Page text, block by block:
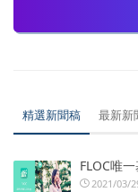
精選新聞稿 最新新
FLOC唯
2021/03/